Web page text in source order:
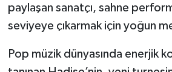
paylaşan sanatçı, sahne
seviyeye çıkarmak için yoğun
Pop müzik dünyasında enerjik